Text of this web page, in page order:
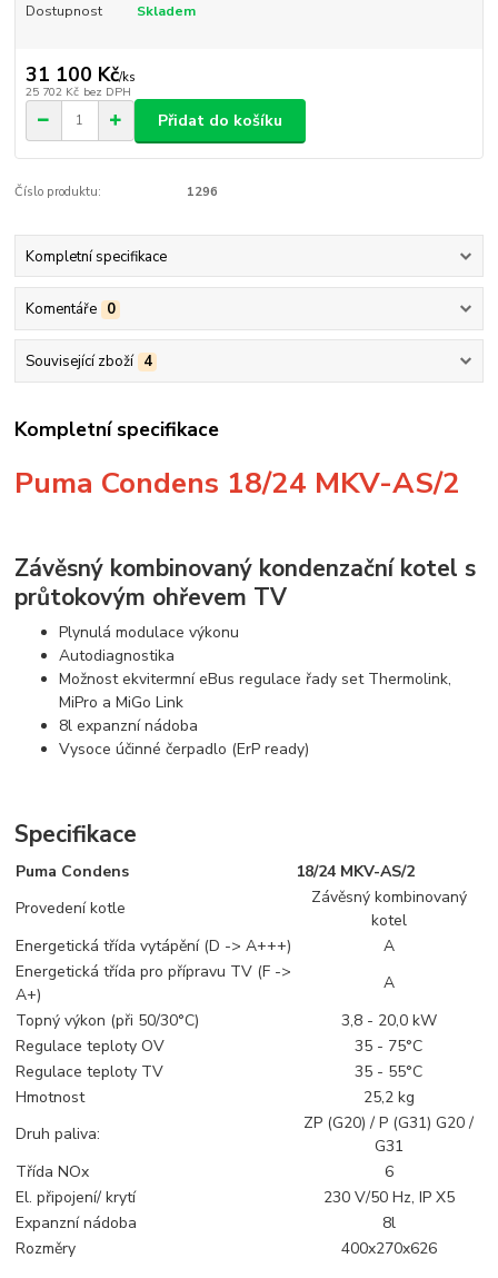
Dostupnost Skladem
31 100 Kč/ks
25 702 Kč bez DPH
Přidat do košíku
Číslo produktu: 1296
Kompletní specifikace
Komentáře 0
Související zboží 4
Kompletní specifikace
Puma Condens 18/24 MKV-AS/2
Závěsný kombinovaný kondenzační kotel s
průtokovým ohřevem TV
Plynulá modulace výkonu
Autodiagnostika
Možnost ekvitermní eBus regulace řady set Thermolink,
MiPro a MiGo Link
8l expanzní nádoba
Vysoce účinné čerpadlo (ErP ready)
Specifikace
Puma Condens
18/24 MKV-AS/2
Provedení kotle
Závěsný kombinovaný
kotel
Energetická třída vytápění (D -> A+++)
A
Energetická třída pro přípravu TV (F ->
A+)
A
Topný výkon (při 50/30°C)
3,8 - 20,0 kW
Regulace teploty OV
35 - 75°C
Regulace teploty TV
35 - 55°C
Hmotnost
25,2 kg
Druh paliva:
ZP (G20) / P (G31) G20 /
G31
Třída NOx
6
El. připojení/ krytí
230 V/50 Hz, IP X5
Expanzní nádoba
8l
Rozměry
400x270x626